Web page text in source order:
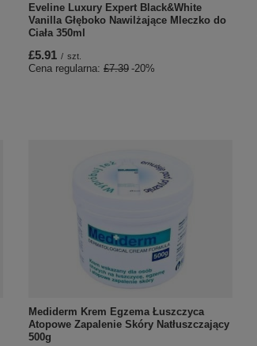
Eveline Luxury Expert Black&White
Vanilla Głęboko Nawilżające Mleczko do
Ciała 350ml
£5.91 / szt.
Cena regularna: £7.39 -20%
Mediderm Krem Egzema Łuszczyca
Atopowe Zapalenie Skóry Natłuszczający
500g